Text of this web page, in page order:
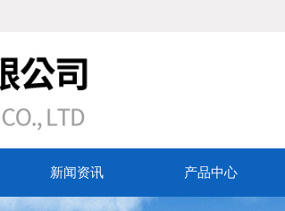
新闻资讯 产品中心